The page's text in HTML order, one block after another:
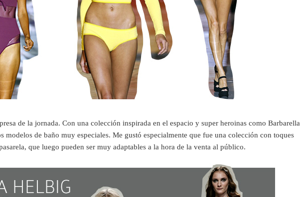
de la jornada. Con una colección inspirada en el espacio y super heroinas como Barbarella
modelos de baño muy especiales. Me gustó especialmente que fue una colección con toques
que luego pueden ser muy adaptables a la hora de la venta al público.